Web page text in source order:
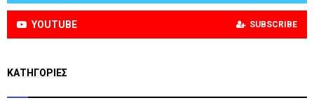
YOUTUBE SUBSCRIBE
KΑΤΗΓΟΡΊΕΣ